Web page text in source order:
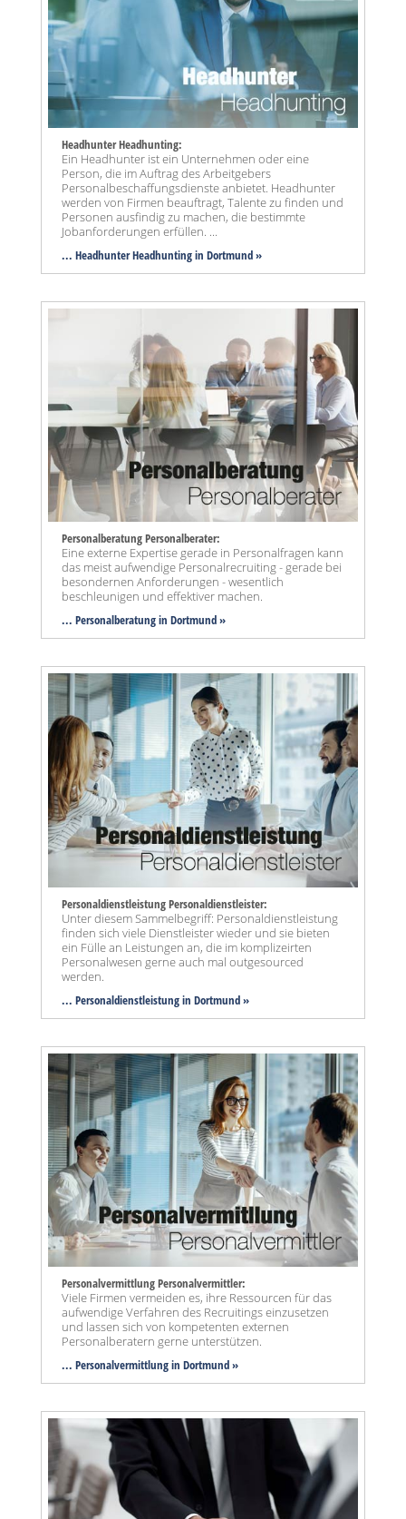
Headhunter Headhunting:
Ein Headhunter ist ein Unternehmen oder eine
Person, die im Auftrag des Arbeitgebers
Personalbeschaffungsdienste anbietet. Headhunter
werden von Firmen beauftragt, Talente zu finden und
Personen ausfindig zu machen, die bestimmte
Jobanforderungen erfüllen. ...
... Headhunter Headhunting in Dortmund »
Personalberatung Personalberater:
Eine externe Expertise gerade in Personalfragen kann
das meist aufwendige Personalrecruiting - gerade bei
besondernen Anforderungen - wesentlich
beschleunigen und effektiver machen.
... Personalberatung in Dortmund »
Personaldienstleistung Personaldienstleister:
Unter diesem Sammelbegriff: Personaldienstleistung
finden sich viele Dienstleister wieder und sie bieten
ein Fülle an Leistungen an, die im komplizeirten
Personalwesen gerne auch mal outgesourced
werden.
... Personaldienstleistung in Dortmund »
Personalvermittlung Personalvermittler:
Viele Firmen vermeiden es, ihre Ressourcen für das
aufwendige Verfahren des Recruitings einzusetzen
und lassen sich von kompetenten externen
Personalberatern gerne unterstützen.
... Personalvermittlung in Dortmund »